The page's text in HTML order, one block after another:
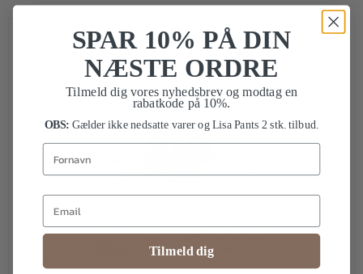
Alma Flower Ring- Gold
SPAR 10% PÅ DIN
NÆSTE ORDRE
Tilmeld dig vores nyhedsbrev og modtag en
rabatkode på 10%.
OBS: Gælder ikke nedsatte varer og Lisa Pants 2 stk. tilbud.
Fornavn
Email
Tilmeld dig